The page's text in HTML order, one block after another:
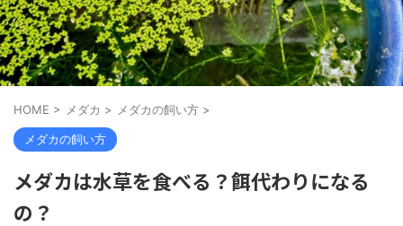
HOME > メダカ > メダカの飼い方 >
メダカの飼い方
メダカは水草を食べる？餌代わりになる
の？